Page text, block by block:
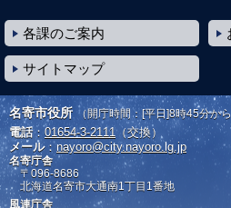
各課のご案内
サイトマップ
名寄市役所 （開庁時間：[平日]8時45分か
電話： 01654-3-2111（交換）
メール：nayoro@city.nayoro.lg.jp
名寄庁舎
〒096-8686
北海道名寄市大通南1丁目1番地
風連庁舎